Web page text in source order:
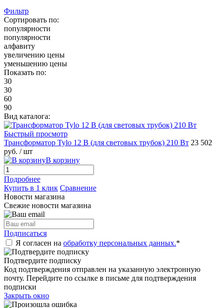
Фильтр
Сортировать по:
популярности
популярности
алфавиту
увеличению цены
уменьшению цены
Показать по:
30
30
60
90
Вид каталога:
Быстрый просмотр
Трансформатор Tylo 12 В (для световых трубок) 210 Вт 23 502
руб. / шт
В корзину
Подробнее
Купить в 1 клик Сравнение
Новости магазина
Свежие новости магазина
Подписаться
Я согласен на обработку персональных данных.*
Подтвердите подписку
Код подтверждения отправлен на указанную электронную
почту. Перейдите по ссылке в письме для подтверждения
подписки
Закрыть окно